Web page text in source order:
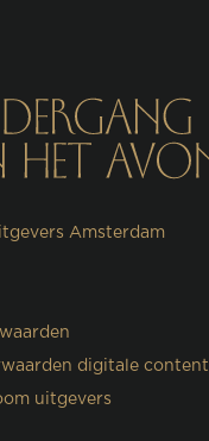
Amsterdam
digitale content
uitgevers